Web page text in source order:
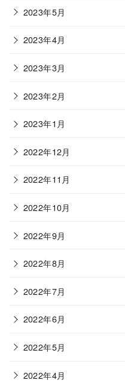
2023年5月
2023年4月
2023年3月
2023年2月
2023年1月
2022年12月
2022年11月
2022年10月
2022年9月
2022年8月
2022年7月
2022年6月
2022年5月
2022年4月